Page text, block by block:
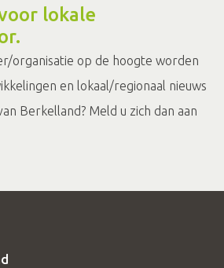
lokale
organisatie op de hoogte worden
en lokaal/regionaal nieuws
Berkelland? Meld u zich dan aan